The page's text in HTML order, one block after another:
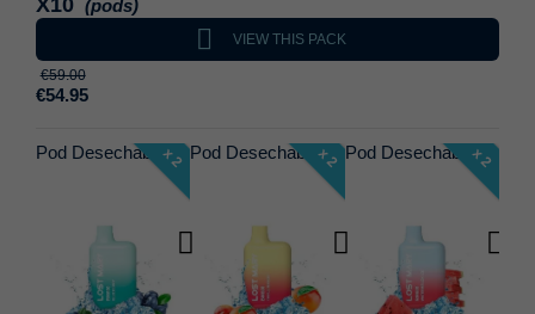
X10 (pods)
 VIEW THIS PACK
€59.00
€54.95
x 2
Pod Desechable Elfbar Lost Mary BM600 x 2
Pod Desechable Elfbar Lost Mary BM600 x 2
Pod Desechable Elfbar Lost Mary BM600